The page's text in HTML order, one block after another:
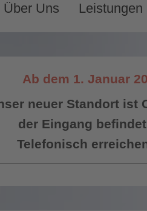
Über Uns Leistungen
Ab dem 1. Januar
neuer Standort ist
der Eingang
Telefonisch